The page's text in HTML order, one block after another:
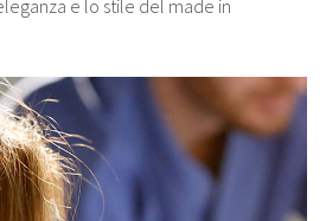
e lo stile del made in